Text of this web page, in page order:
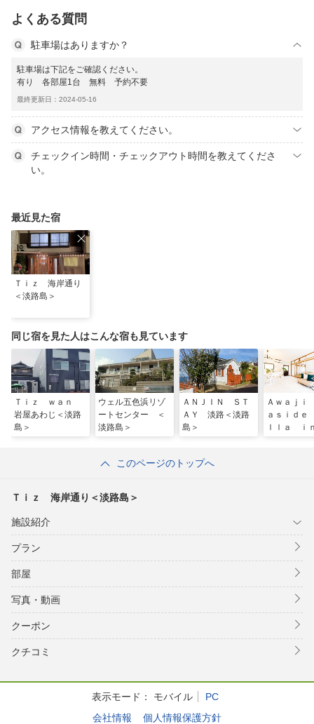
よくある質問
駐車場はありますか？
駐車場は下記をご確認ください。
有り 各部屋1台 無料 予約不要
最終更新日：2024-05-16
アクセス情報を教えてください。
チェックイン時間・チェックアウト時間を教えてくださ
い。
最近見た宿
Ｔｉｚ 海岸通り
＜淡路島＞
同じ宿を見た人はこんな宿も見ています
Ｔｉｚ ｗａｎ
岩屋あわじ＜淡路
島＞
ウェル五色浜リゾ
ートセンター ＜
淡路島＞
ＡＮＪＩＮ ＳＴ
ＡＹ 淡路＜淡路
島＞
Ａｗａｊ
ａｓｉｄ
ｌｌａ ｉ
このページのトップへ
Ｔｉｚ 海岸通り＜淡路島＞
施設紹介
プラン
部屋
写真・動画
クーポン
クチコミ
表示モード： モバイル
PC
会社情報
個人情報保護方針